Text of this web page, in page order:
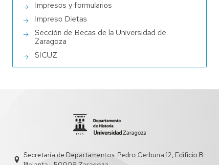
Impresos y formularios
Impreso Dietas
Sección de Becas de la Universidad de
Zaragoza
SICUZ
Secretaría de Departamentos. Pedro Cerbuna 12, Edificio B.